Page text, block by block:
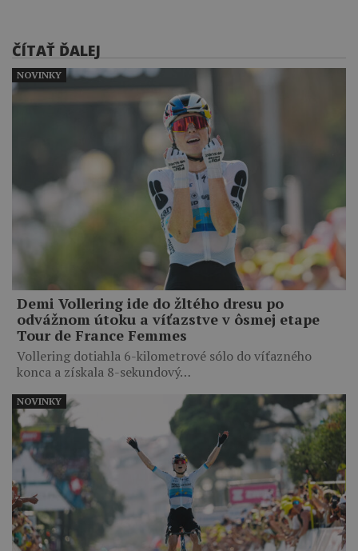
ČÍTAŤ ĎALEJ
Demi Vollering ide do žltého dresu po
odvážnom útoku a víťazstve v ôsmej etape
Tour de France Femmes
Vollering dotiahla 6-kilometrové sólo do víťazného
konca a získala 8-sekundový…
NOVINKY
NOVINKY